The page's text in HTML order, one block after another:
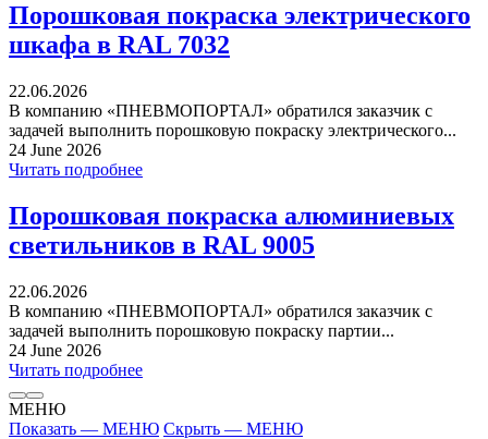
Порошковая покраска электрического
шкафа в RAL 7032
22.06.2026
В компанию «ПНЕВМОПОРТАЛ» обратился заказчик с
задачей выполнить порошковую покраску электрического...
24 June 2026
Читать подробнее
Порошковая покраска алюминиевых
светильников в RAL 9005
22.06.2026
В компанию «ПНЕВМОПОРТАЛ» обратился заказчик с
задачей выполнить порошковую покраску партии...
24 June 2026
Читать подробнее
МЕНЮ
Показать — МЕНЮ Скрыть — МЕНЮ